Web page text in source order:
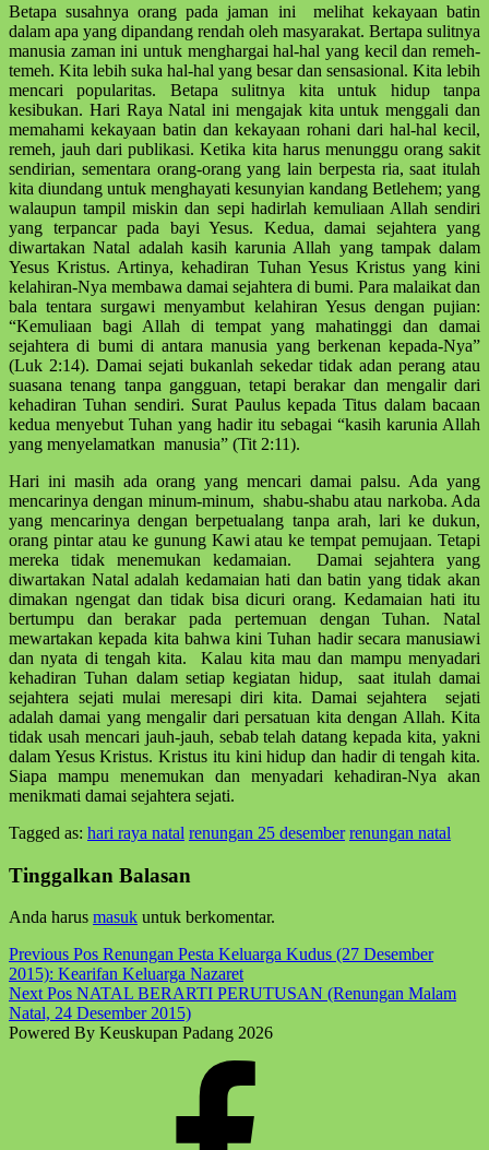
Betapa susahnya orang pada jaman ini melihat kekayaan batin
dalam apa yang dipandang rendah oleh masyarakat. Bertapa sulitnya
manusia zaman ini untuk menghargai hal-hal yang kecil dan remeh-
temeh. Kita lebih suka hal-hal yang besar dan sensasional. Kita lebih
mencari popularitas. Betapa sulitnya kita untuk hidup tanpa
kesibukan. Hari Raya Natal ini mengajak kita untuk menggali dan
memahami kekayaan batin dan kekayaan rohani dari hal-hal kecil,
remeh, jauh dari publikasi. Ketika kita harus menunggu orang sakit
sendirian, sementara orang-orang yang lain berpesta ria, saat itulah
kita diundang untuk menghayati kesunyian kandang Betlehem; yang
walaupun tampil miskin dan sepi hadirlah kemuliaan Allah sendiri
yang terpancar pada bayi Yesus. Kedua, damai sejahtera yang
diwartakan Natal adalah kasih karunia Allah yang tampak dalam
Yesus Kristus. Artinya, kehadiran Tuhan Yesus Kristus yang kini
kelahiran-Nya membawa damai sejahtera di bumi. Para malaikat dan
bala tentara surgawi menyambut kelahiran Yesus dengan pujian:
“Kemuliaan bagi Allah di tempat yang mahatinggi dan damai
sejahtera di bumi di antara manusia yang berkenan kepada-Nya”
(Luk 2:14). Damai sejati bukanlah sekedar tidak adan perang atau
suasana tenang tanpa gangguan, tetapi berakar dan mengalir dari
kehadiran Tuhan sendiri. Surat Paulus kepada Titus dalam bacaan
kedua menyebut Tuhan yang hadir itu sebagai “kasih karunia Allah
yang menyelamatkan manusia” (Tit 2:11).
Hari ini masih ada orang yang mencari damai palsu. Ada yang
mencarinya dengan minum-minum, shabu-shabu atau narkoba. Ada
yang mencarinya dengan berpetualang tanpa arah, lari ke dukun,
orang pintar atau ke gunung Kawi atau ke tempat pemujaan. Tetapi
mereka tidak menemukan kedamaian. Damai sejahtera yang
diwartakan Natal adalah kedamaian hati dan batin yang tidak akan
dimakan ngengat dan tidak bisa dicuri orang. Kedamaian hati itu
bertumpu dan berakar pada pertemuan dengan Tuhan. Natal
mewartakan kepada kita bahwa kini Tuhan hadir secara manusiawi
dan nyata di tengah kita. Kalau kita mau dan mampu menyadari
kehadiran Tuhan dalam setiap kegiatan hidup, saat itulah damai
sejahtera sejati mulai meresapi diri kita. Damai sejahtera sejati
adalah damai yang mengalir dari persatuan kita dengan Allah. Kita
tidak usah mencari jauh-jauh, sebab telah datang kepada kita, yakni
dalam Yesus Kristus. Kristus itu kini hidup dan hadir di tengah kita.
Siapa mampu menemukan dan menyadari kehadiran-Nya akan
menikmati damai sejahtera sejati.
Tagged as: hari raya natal renungan 25 desember renungan natal
back
main
Tinggalkan Balasan
Anda harus masuk untuk berkomentar.
Post
navigation
Previous Pos Renungan Pesta Keluarga Kudus (27 Desember
2015): Kearifan Keluarga Nazaret
Next Pos NATAL BERARTI PERUTUSAN (Renungan Malam
Natal, 24 Desember 2015)
Powered By Keuskupan Padang 2026